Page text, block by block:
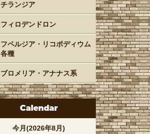
チランジア
フィロデンドロン
フペルジア・リコポディウム
各種
ブロメリア・アナナス系
Calendar
今月(2026年8月)